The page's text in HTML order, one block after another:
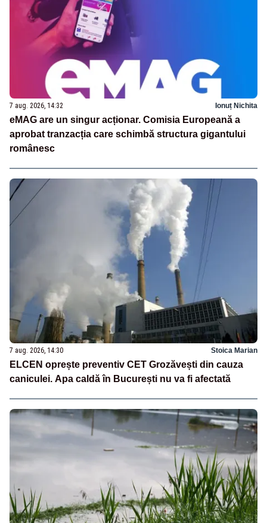
7 aug. 2026, 14:32 Ionuț Nichita
eMAG are un singur acționar. Comisia Europeană a
aprobat tranzacția care schimbă structura gigantului
românesc
7 aug. 2026, 14:30 Stoica Marian
ELCEN oprește preventiv CET Grozăvești din cauza
caniculei. Apa caldă în București nu va fi afectată